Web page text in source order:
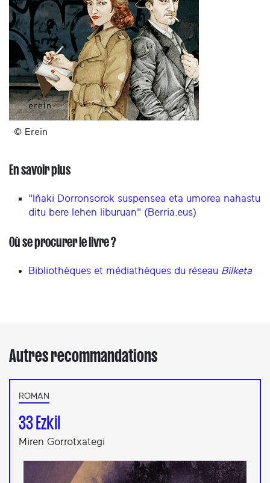
© Erein
En savoir plus
"Iñaki Dorronsorok suspensea eta umorea nahastu
ditu bere lehen liburuan" (Berria.eus)
Où se procurer le livre ?
Bibliothèques et médiathèques du réseau Bilketa
Autres recommandations
ROMAN
33 Ezkil
Miren Gorrotxategi